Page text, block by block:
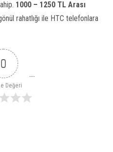
1000 – 1250 TL Arası
rahatlığı ile HTC telefonlara
0
Değeri